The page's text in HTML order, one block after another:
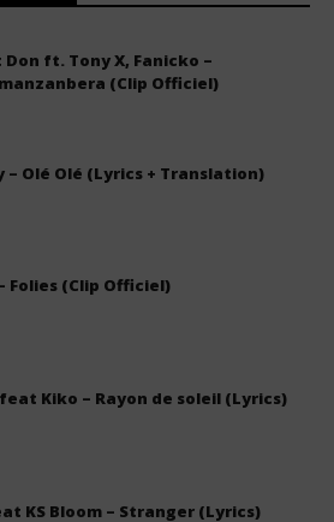
Don ft. Tony X, Fanicko –
(Clip Officiel)
– Olé Olé (Lyrics + Translation)
Folies (Clip Officiel)
Kiko – Rayon de soleil (Lyrics)
KS Bloom – Stranger (Lyrics)